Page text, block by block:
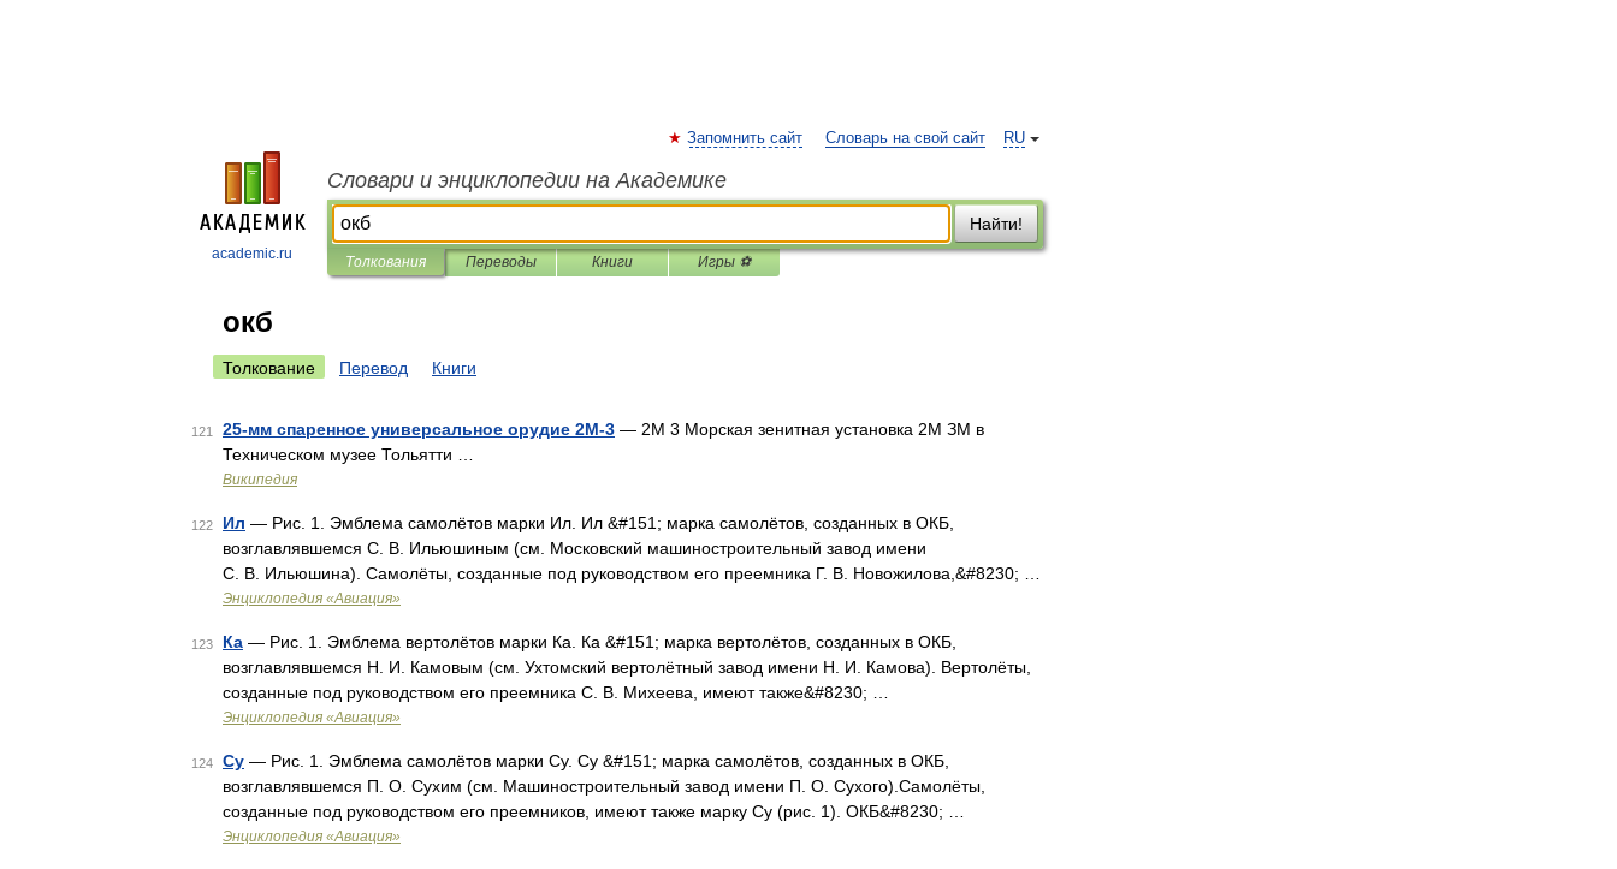
academic.ru
RU
Запомнить сайт Словарь на свой сайт
Словари и энциклопедии на Академике
Найти!
Толкования Переводы Книги Игры ⚽
окб
Толкование Перевод Книги
121 25-мм спаренное универсальное орудие 2М-3 — 2М 3 Морская зенитная установка 2М ЗМ в
Техническом музее Тольятти …
Википедия
122 Ил — Рис. 1. Эмблема самолётов марки Ил. Ил &#151; марка самолётов, созданных в ОКБ,
возглавлявшемся С. В. Ильюшиным (см. Московский машиностроительный завод имени
С. В. Ильюшина). Самолёты, созданные под руководством его преемника Г. В. Новожилова,&#8230; …
Энциклопедия «Авиация»
123 Ка — Рис. 1. Эмблема вертолётов марки Ка. Ка &#151; марка вертолётов, созданных в ОКБ,
возглавлявшемся Н. И. Камовым (см. Ухтомский вертолётный завод имени Н. И. Камова). Вертолёты,
созданные под руководством его преемника С. В. Михеева, имеют также&#8230; …
Энциклопедия «Авиация»
124 Су — Рис. 1. Эмблема самолётов марки Су. Су &#151; марка самолётов, созданных в ОКБ,
возглавлявшемся П. О. Сухим (см. Машиностроительный завод имени П. О. Сухого).Самолёты,
созданные под руководством его преемников, имеют также марку Су (рис. 1). ОКБ&#8230; …
Энциклопедия «Авиация»